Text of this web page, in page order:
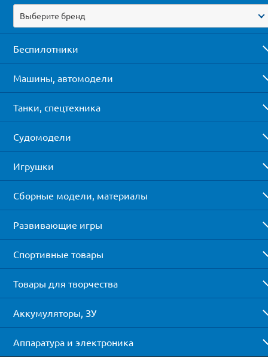
Выберите бренд
Беспилотники
Машины, автомодели
Танки, спецтехника
Судомодели
Игрушки
Сборные модели, материалы
Развивающие игры
Спортивные товары
Товары для творчества
Аккумуляторы, ЗУ
Аппаратура и электроника